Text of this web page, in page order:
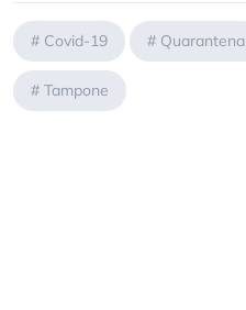
# Covid-19 # Quarantena
# Tampone